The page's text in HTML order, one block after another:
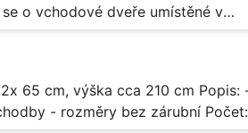
bude i demontáž
bez zárubní Počet: - 1 ks